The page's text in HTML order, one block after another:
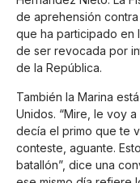
de aprehensión
que ha participado en
de ser revocada por
de la República.
También la Marina
Unidos. “Mire, le voy
decía el primo que te
conteste, aguante.
batallón”, dice una